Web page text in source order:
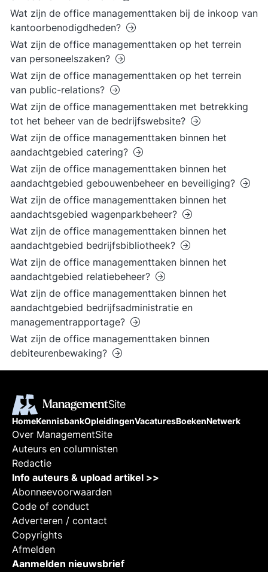
Wat zijn de office managementtaken bij de inkoop van
kantoorbenodigdheden?
Wat zijn de office managementtaken op het terrein
van personeelszaken?
Wat zijn de office managementtaken op het terrein
van public-relations?
Wat zijn de office managementtaken met betrekking
tot het beheer van de bedrijfswebsite?
Wat zijn de office managementtaken binnen het
aandachtgebied catering?
Wat zijn de office managementtaken binnen het
aandachtgebied gebouwenbeheer en beveiliging?
Wat zijn de office managementtaken binnen het
aandachtsgebied wagenparkbeheer?
Wat zijn de office managementtaken binnen het
aandachtgebied bedrijfsbibliotheek?
Wat zijn de office managementtaken binnen het
aandachtgebied relatiebeheer?
Wat zijn de office managementtaken binnen het
aandachtgebied bedrijfsadministratie en
managementrapportage?
Wat zijn de office managementtaken binnen
debiteurenbewaking?
HomeKennisbankOpleidingenVacaturesBoekenNetwerk
Over ManagementSite
Auteurs en columnisten
Redactie
Info auteurs & upload artikel >>
Abonneevoorwaarden
Code of conduct
Adverteren / contact
Copyrights
Afmelden
Aanmelden nieuwsbrief